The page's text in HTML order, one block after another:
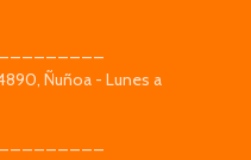
Ñuñoa - Lunes a